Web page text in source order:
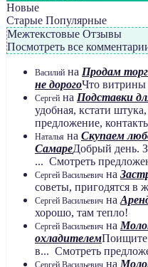
Новые
Старые Популярные
Межтекстовые Отзывы
Посмотреть все
Василий на Продам
не дорогоЧто витрины
Сергей на Подставки
удобная, кстати
предложение,
Наталья на Скупаем
СамареДобрый день.
... Смотреть
Сергей Васильевич на
советы, пригодятся в
Сергей Васильевич на
хорошо, там тепло!
Сергей Васильевич на
охладителемПоищите
в... Смотреть
Сергей Васильевич на